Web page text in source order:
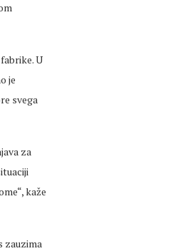
U
je
svega
za
kaže
zauzima